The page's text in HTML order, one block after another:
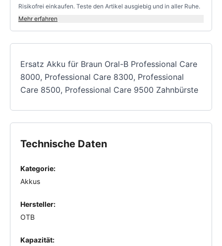
Risikofrei einkaufen. Teste den Artikel ausgiebig und in aller Ruhe.
Mehr erfahren
Ersatz Akku für Braun Oral-B Professional Care
8000, Professional Care 8300, Professional
Care 8500, Professional Care 9500 Zahnbürste
Technische Daten
Kategorie:
Akkus
Hersteller:
OTB
Kapazität: